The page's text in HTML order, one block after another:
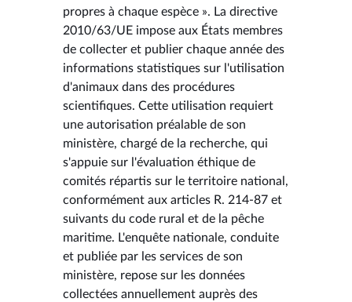
propres à chaque espèce ». La directive
2010/63/UE impose aux États membres
de collecter et publier chaque année des
informations statistiques sur l'utilisation
d'animaux dans des procédures
scientifiques. Cette utilisation requiert
une autorisation préalable de son
ministère, chargé de la recherche, qui
s'appuie sur l'évaluation éthique de
comités répartis sur le territoire national,
conformément aux articles R. 214-87 et
suivants du code rural et de la pêche
maritime. L'enquête nationale, conduite
et publiée par les services de son
ministère, repose sur les données
collectées annuellement auprès des